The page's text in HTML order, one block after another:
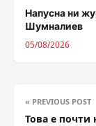
Напусна ни
Шумналиев
05/08/2026
« PREVIOUS POST
Това е почти